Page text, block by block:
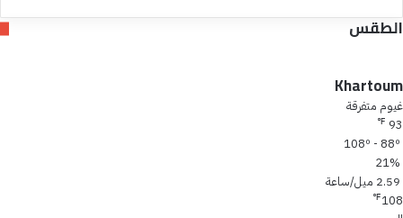
الطقس
Khartoum
غيوم متفرقة
93
℉
21%
2.59 ميل/ساعة
108
℉